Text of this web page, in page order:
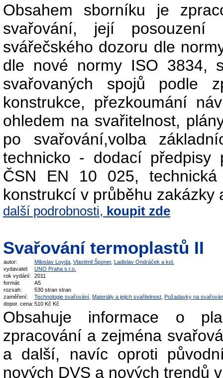
Obsahem sborníku je
svařování, její
svářečského dozoru dle
dle nové normy ISO 3834,
svařovaných spojů podle
konstrukce, přezkoumání
ohledem na svařitelnost,
po svařování,volba
technicko - dodací předpisy
ČSN EN 10 025,
konstrukcí v průběhu
další podrobnosti, koupit zde
Svařování termoplastů II
autor: Miloslav Loyda Vlastimil Šponer, Ladislav Ondráček a kol.
vydavatel:
UNO Praha s.r.o.
rok vydání:
2011
formát:
A5
rozsah:
530 stran stran
zaměření:
Technologie svařování Materiály a jejich svařitelnost Požadavky na
dopor. cena: 510 Kč Kč
Obsahuje informace o
zpracování a zejména
a další, navíc oproti
nových DVS a nových trendů